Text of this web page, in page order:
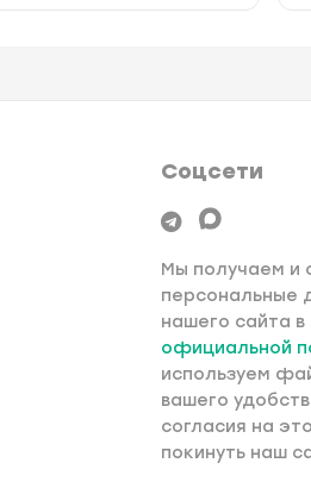
Соцсети
Мы получаем и
персональные
нашего сайта в
официальной
используем
вашего
согласия на
покинуть наш